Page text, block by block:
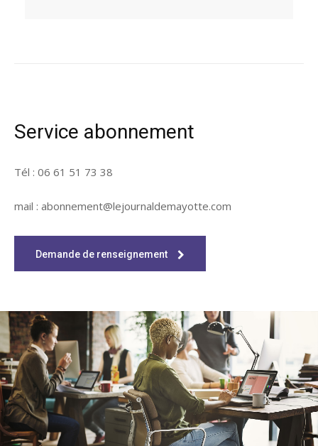
Service abonnement
Tél : 06 61 51 73 38
mail : abonnement@lejournaldemayotte.com
Demande de renseignement